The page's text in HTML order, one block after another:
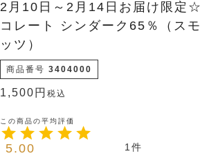
2月10日～2月14日お届け限定
コレート シンダーク65％（ス
ッツ）
商品番号 3404000
1,500 税込
5.00 1